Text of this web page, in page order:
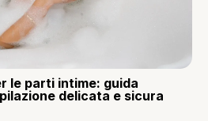
le parti intime: guida
delicata e sicura